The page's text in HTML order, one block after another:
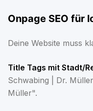
Onpage SEO für
Deine Website muss
Title Tags mit Stadt/
Schwabing | Dr.
Müller".